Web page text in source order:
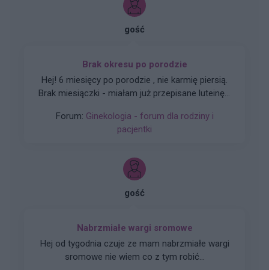
gość
Brak okresu po porodzie
Hej! 6 miesięcy po porodzie , nie karmię piersią.
Brak miesiączki - miałam już przepisane luteinę l,
systen 50 i ponownie luteinę, które również
okresu nie wywołały. Plastry odklejały się.
wyszedł bardzo niski poziom estrogenow. Około
14. Co teraz?
Forum: Ginekologia - forum dla rodziny i
pacjentki
gość
Nabrzmiałe wargi sromowe
Hej od tygodnia czuje ze mam nabrzmiałe wargi
sromowe nie wiem co z tym robić...